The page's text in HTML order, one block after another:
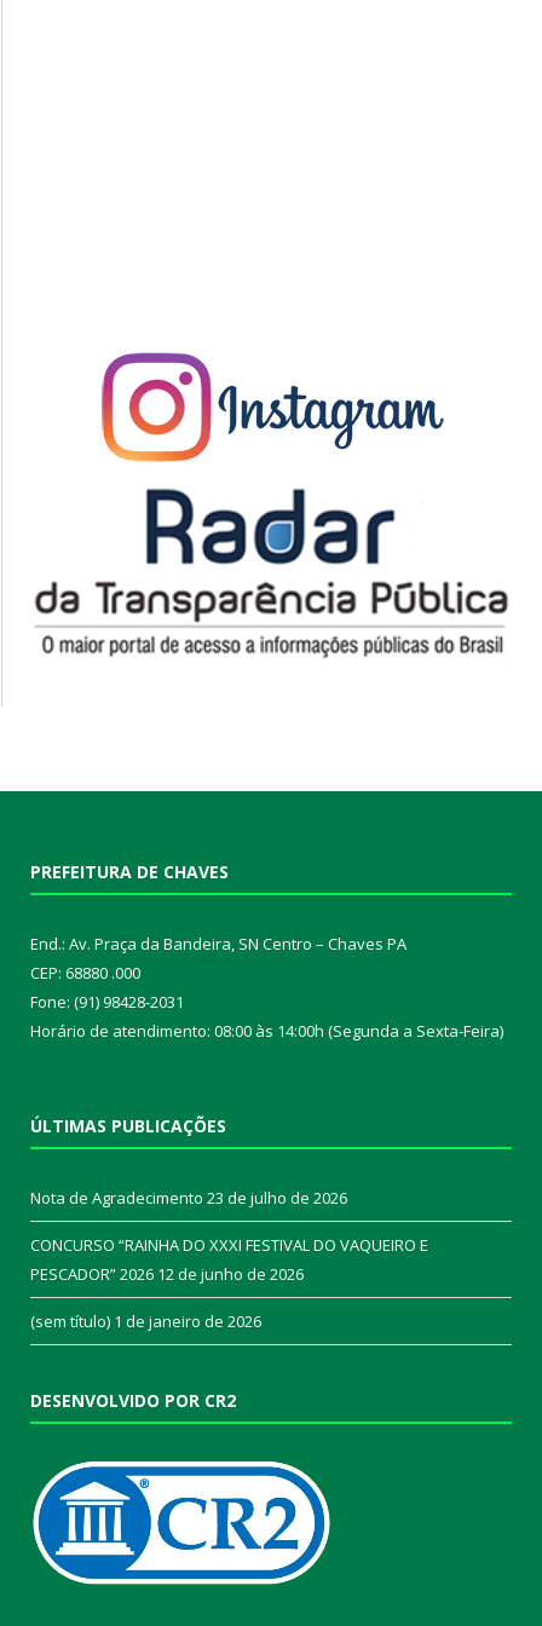
PREFEITURA DE CHAVES
End.: Av. Praça da Bandeira, SN Centro – Chaves PA
CEP: 68880 .000
Fone: (91) 98428-2031
Horário de atendimento: 08:00 às 14:00h (Segunda a Sexta-Feira)
ÚLTIMAS PUBLICAÇÕES
Nota de Agradecimento 23 de julho de 2026
CONCURSO “RAINHA DO XXXI FESTIVAL DO VAQUEIRO E
PESCADOR” 2026 12 de junho de 2026
(sem título) 1 de janeiro de 2026
DESENVOLVIDO POR CR2